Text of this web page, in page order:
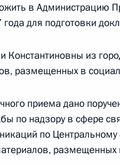
в Москве личный
20:40
по поручению
прокурора
Президента
приём граждан
в Администрацию
для подготовки
Константиновны из
размещенных в
приема дано
по надзору в сфере
по
размещенных